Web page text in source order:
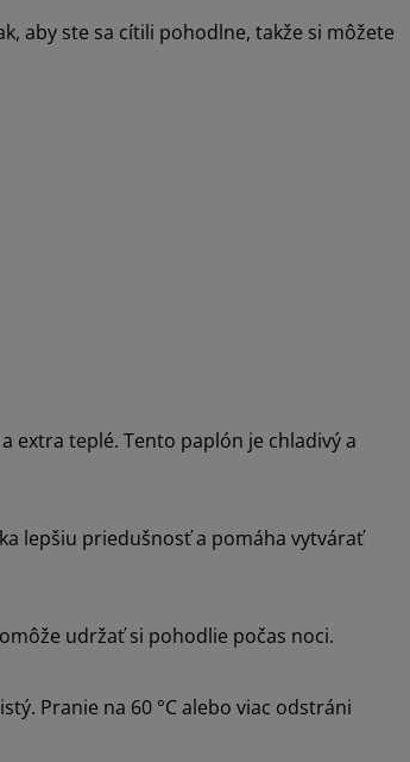
aby ste sa cítili pohodlne, takže si môžete
extra teplé. Tento paplón je chladivý a
lepšiu priedušnosť a pomáha vytvárať
udržať si pohodlie počas noci.
Pranie na 60 °C alebo viac odstráni